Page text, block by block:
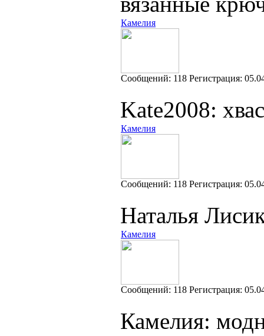
Камелия
Cообщений: 118 Регистрация:
Kate2008:
Камелия
Cообщений: 118 Регистрация:
Наталья
Камелия
Cообщений: 118 Регистрация:
Камелия: